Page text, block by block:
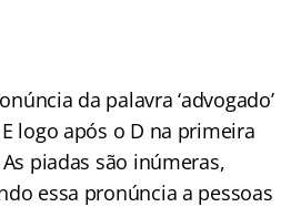
da palavra ‘advogado’
logo após o D na primeira
piadas são inúmeras,
essa pronúncia a pessoas